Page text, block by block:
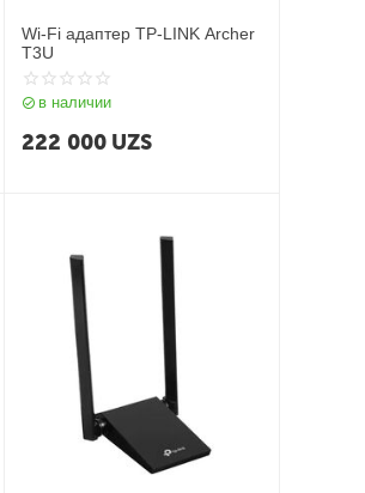
Wi-Fi адаптер TP-LINK Archer
T3U
в наличии
222 000 UZS